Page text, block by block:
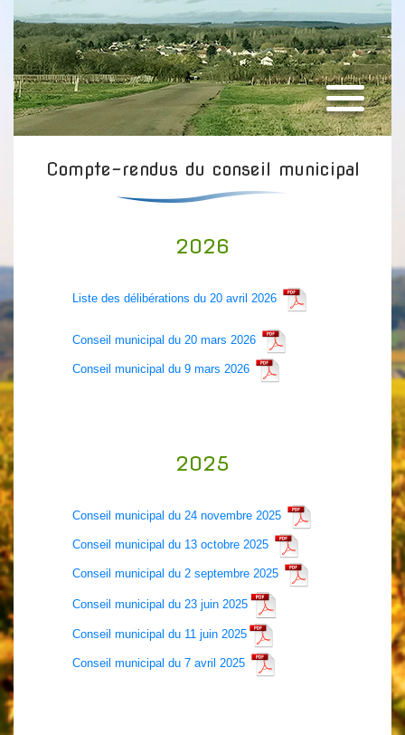
Compte-rendus du conseil municipal
2026
Liste des délibérations du 20 avril 2026
Conseil municipal du 20 mars 2026
Conseil municipal du 9 mars 2026
2025
Conseil municipal du 24 novembre 2025
Conseil municipal du 13 octobre 2025
Conseil municipal du 2 septembre 2025
Conseil municipal du 23 juin 2025
Conseil municipal du 11 juin 2025
Conseil municipal du 7 avril 2025